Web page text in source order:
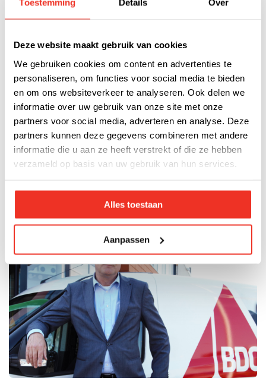
Toestemming Details Over
Deze website maakt gebruik van cookies
We gebruiken cookies om content en advertenties te
personaliseren, om functies voor social media te bieden
en om ons websiteverkeer te analyseren. Ook delen we
informatie over uw gebruik van onze site met onze
partners voor social media, adverteren en analyse. Deze
partners kunnen deze gegevens combineren met andere
informatie die u aan ze heeft verstrekt of die ze hebben
verzameld op basis van uw gebruik van hun services.
Alles toestaan
Aanpassen
beveiliging van uw eigendommen een waaier aan
beveiligingsopties aan. Of u nu op zoek bent naar
heeft aan extra mankracht om uw eigen beveiligingsteam te
ondersteunen of interesse heeft in onze receptiediensten
en hospitality services, wij hebben het in huis. U kunt bij ons
terecht voor onder meer de volgende diensten:
Mobiele surveillance
Collectieve beveiliging
Tijdelijke beveiliging (camera- en alarmsystemen)
Receptiediensten